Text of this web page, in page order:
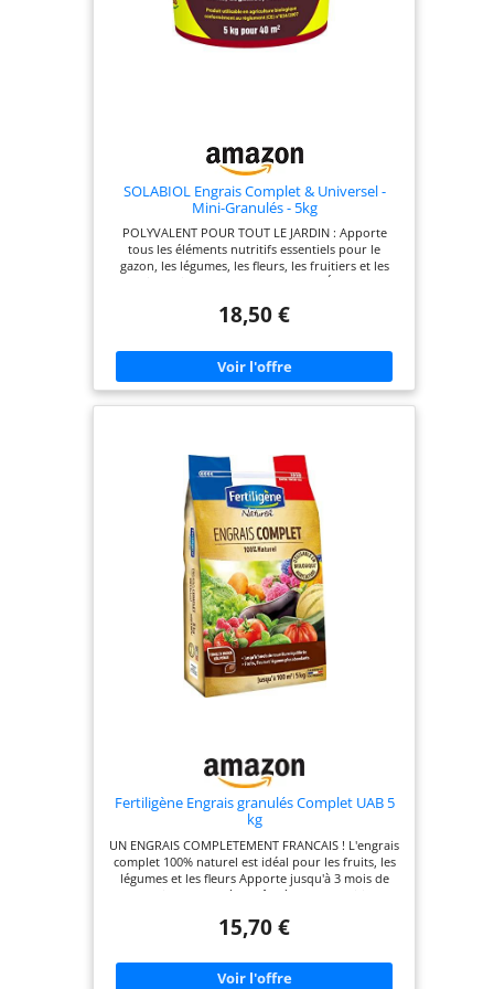
SOLABIOL Engrais Complet & Universel -
Mini-Granulés - 5kg
POLYVALENT POUR TOUT LE JARDIN : Apporte
tous les éléments nutritifs essentiels pour le
gazon, les légumes, les fleurs, les fruitiers et les
croissance rapidement, combiné à une nutrition
MINI-GRANULÉS : Épandage facile, régulier et sans
poussière – idéal pour les jardiniers amateurs
comme confirmés. RICHE EN MATIÈRE ORGANIQUE
: Composé de fientes de volaille avec litière, il
légèrement et arroser pour activer l’action. DOSES
PAR TYPE DE CULTURE : Gazon, légumes, fleurs :
120 g/m² – Fruitiers : 350 g/arbre – Petits fruits :
200 g/m². COMPOSITION ÉQUILIBRÉE : NPK 4-3-2
avec 66,6 % de matière organique et un C/N de
10,1 pour une fertilisation progressive. UTILISABLE
EN JARDIN POTAGER : Parfait pour les sols
exigeants avant les semis ou plantations
18,50 €
Fertiligène Engrais granulés Complet UAB 5
kg
UN ENGRAIS COMPLETEMENT FRANCAIS ! L'engrais
complet 100% naturel est idéal pour les fruits, les
légumes et les fleurs Apporte jusqu'à 3 mois de
nourriture complète grâce à sa composition
douce et progressive limitant les risques de
azote organique, il favorise une croissance
optimale et continue QUAND L'UTILISER : De
15,70 €